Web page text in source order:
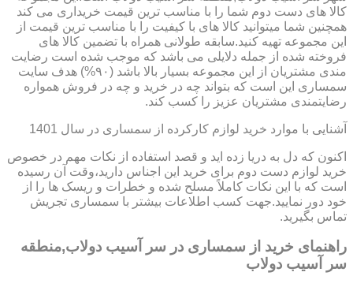
کالا های دست دوم شما را با مناسب ترین قیمت خریداری می کند
همچنین شما میتوانید کالا های با کیفیت را با مناسب ترین قیمت از
این مجموعه تهیه کنید.سابقه طولانی همراه با تضمین کالا های
فروخته شده از جمله دلایلی می باشد که موجب شده است رضایت
مندی مشتریان از این مجموعه بسیار بالا باشد (۹۰%) هدف سایت
سمساری این است که بتواند چه در خرید و چه در فروش همواره
رضایتمندی مشتریان عزیز را کسب کند.
آشنایی با موارد خرید لوازم کارکرده از سمساری در سال 1401
اکنون که دل به دریا زده اید و قصد استفاده از نکات مهم در خصوص
خرید لوازم دست دوم برای خرید این اجناس دارید،وقت آن رسیده
است که با این نکات کاملاً مسلح شده و خطرات و ریسک ها را از
خود دور نمایید.جهت کسب اطلاعات بیشتر با سمساری تجریش
تماس بگیرید.
راهنمای خرید از سمساری در سر آسیب دولاب,منطقه
سر آسیب دولاب